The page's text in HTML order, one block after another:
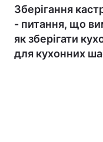
Зберігання
- питання, що
як зберігати
для кухонних